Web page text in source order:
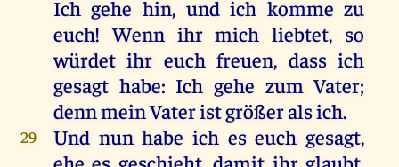
Ich gehe hin, und ich komme zu
euch!Wenn ihr mich liebtet, so
würdet ihr euch freuen, dassich
gesagt habe: Ich gehe zum Vater;
dennmeinVateristgrößeralsich.
29 Und nun habe ich es euch gesagt,